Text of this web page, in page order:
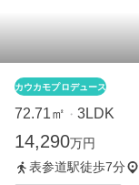
カウカモプロデュース
72.71㎡ ・ 3LDK
14,290万円
表参道駅徒歩7分